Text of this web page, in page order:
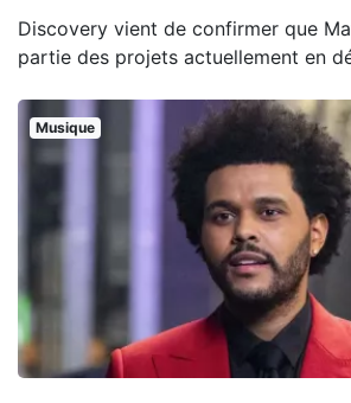
Discovery vient de confirmer que
partie des projets actuellement en
Musique